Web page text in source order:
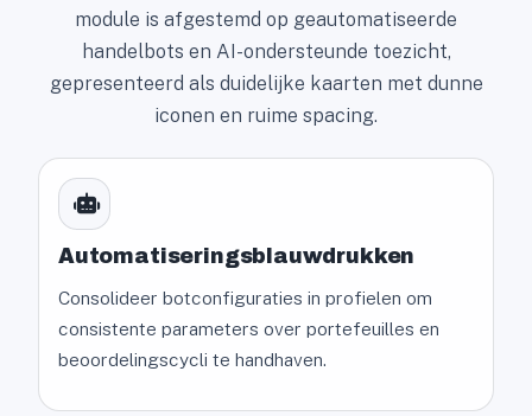
module is afgestemd op geautomatiseerde
handelbots en AI-ondersteunde toezicht,
gepresenteerd als duidelijke kaarten met dunne
iconen en ruime spacing.
Automatiseringsblauwdrukken
Consolideer botconfiguraties in profielen om
consistente parameters over portefeuilles en
beoordelingscycli te handhaven.